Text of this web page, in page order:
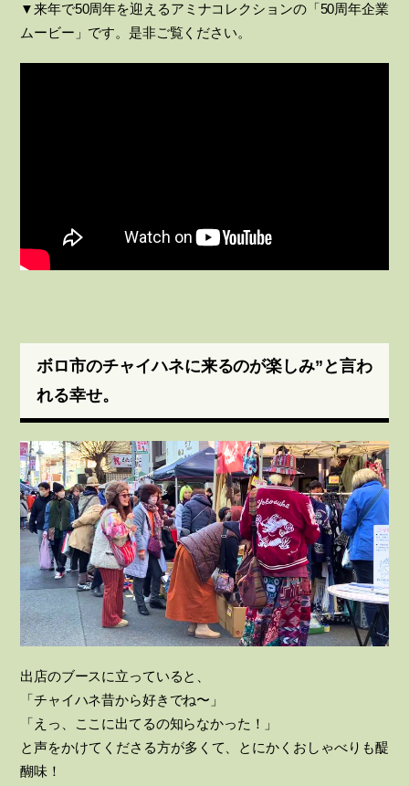
▼来年で50周年を迎えるアミナコレクションの「50周年企業
ムービー」です。是非ご覧ください。
ボロ市のチャイハネに来るのが楽しみ”と言わ
れる幸せ。
出店のブースに立っていると、
「チャイハネ昔から好きでね〜」
「えっ、ここに出てるの知らなかった！」
と声をかけてくださる方が多くて、とにかくおしゃべりも醍
醐味！